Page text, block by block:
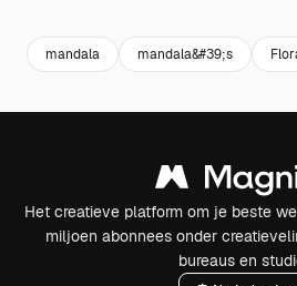
mandala mandala&#39;s
Het creatieve platform om je beste
miljoen abonnees onder
bureaus en